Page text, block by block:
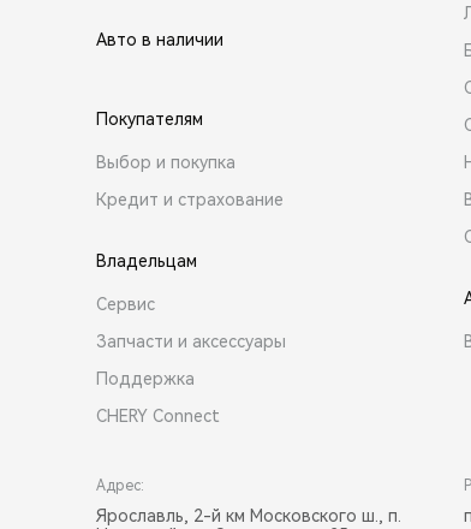
Авто в наличии
Покупателям
Выбор и покупка
Кредит и страхование
Владельцам
Сервис
Запчасти и аксессуары
Поддержка
CHERY Connect
Адрес:
Ярославль, 2-й км Московского ш., п.